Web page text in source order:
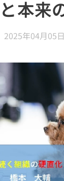
本来
2025年04月05日